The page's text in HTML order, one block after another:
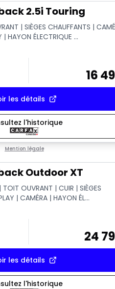
2.5i Touring
| SIÈGES CHAUFFANTS |
| HAYON ÉLECTRIQUE ...
16
les détails
l'historique
Mention légale
Outdoor XT
OUVRANT | CUIR | SIÈGES
| CAMÉRA | HAYON ÉL...
24
les détails
l'historique